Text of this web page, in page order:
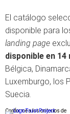
El catálogo
disponible para
landing page
disponible en
Bélgica,
Luxemburgo, los
Suecia.
Conforme a los criterios de